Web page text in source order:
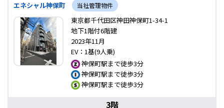
エネシャル神保町 当社管理物件
東京都千代田区神田神保町1-34-1
地下1階付6階建
2023年11月
EV：1基(9人乗)
神保町駅まで徒歩3分
神保町駅まで徒歩3分
神保町駅まで徒歩3分
3階